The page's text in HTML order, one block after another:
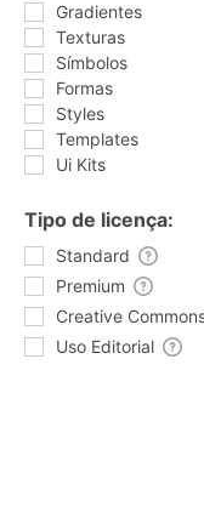
Gradientes
Texturas
Símbolos
Formas
Styles
Templates
Ui Kits
Tipo de licença:
Standard
Premium
Creative
Uso Editorial